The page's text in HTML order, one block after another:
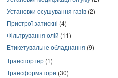
Установки осушування газів (2)
Пристрої затискні (4)
Фільтрування олій (11)
Етикетувальне обладнання (9)
Транспортер (1)
Трансформатори (30)